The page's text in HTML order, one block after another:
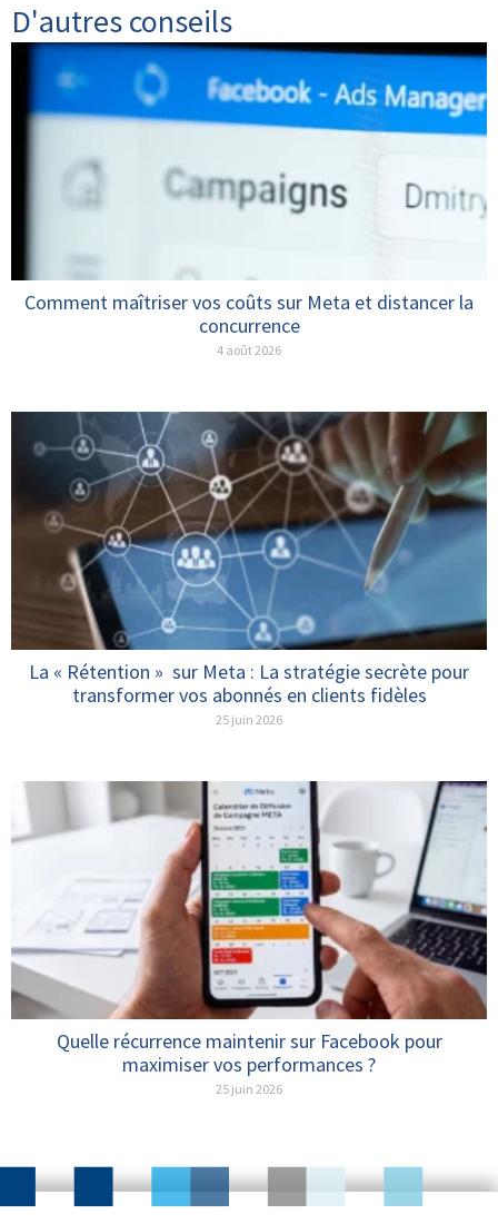
D'autres conseils
Comment maîtriser vos coûts sur Meta et distancer la
concurrence
4 août 2026
La « Rétention » sur Meta : La stratégie secrète pour
transformer vos abonnés en clients fidèles
25 juin 2026
Quelle récurrence maintenir sur Facebook pour
maximiser vos performances ?
25 juin 2026